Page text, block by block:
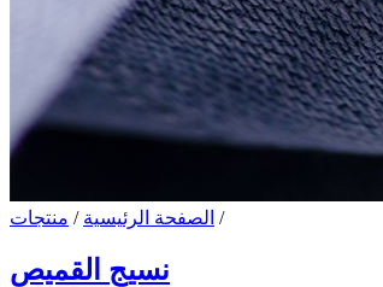
الصفحة الرئيسية / منتجات /
نسيج القميص